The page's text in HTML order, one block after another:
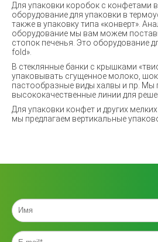
Для упаковки коробок с конфетами
оборудование для упаковки в
также в упаковку типа «конверт».
оборудование мы вам можем
стопок печенья. Это оборудование
fold».
В стеклянные банки с крышками
упаковывать сгущенное молоко,
пастообразные виды халвы и пр. Мы
высококачественные линии для
Для упаковки конфет и других
мы предлагаем вертикальные